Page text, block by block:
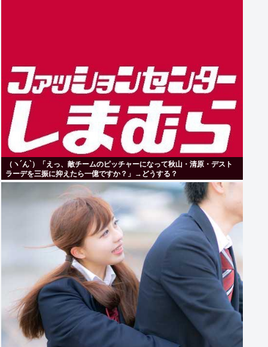
（ヽ´ん`）「えっ、敵チームのピッチャーになって秋山・清原・デスト
ラーデを三振に抑えたら一億ですか？」→どうする？